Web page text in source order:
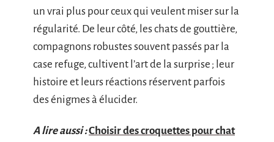
un vrai plus pour ceux qui veulent miser sur la
régularité. De leur côté, les chats de gouttière,
compagnons robustes souvent passés par la
case refuge, cultivent l’art de la surprise ; leur
histoire et leurs réactions réservent parfois
des énigmes à élucider.
A lire aussi :Choisir des croquettes pour chat